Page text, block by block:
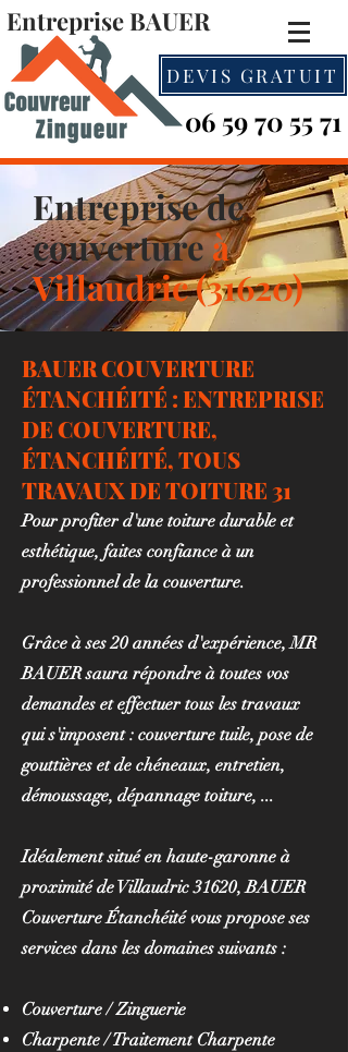
Entreprise BAUER
06 59 70 55 71
DEVIS GRATUIT
Entreprise de
couvertureà
Villaudric (31620)
BAUER COUVERTURE
ÉTANCHÉITÉ : ENTREPRISE
DE COUVERTURE,
ÉTANCHÉITÉ, TOUS
TRAVAUX DE TOITURE 31
Pour profiter d'une toiture durable et
esthétique, faites confiance à un
professionnel de la couverture.
Grâce à ses 20 années d'expérience, MR
BAUER saura répondre à toutes vos
demandes et effectuer tous les travaux
qui s'imposent : couverture tuile, pose de
gouttières et de chéneaux, entretien,
démoussage, dépannage toiture, ...
Idéalement situé en haute-garonne à
proximité de Villaudric 31620, BAUER
Couverture Étanchéité vous propose ses
services dans les domaines suivants :
Couverture / Zinguerie
Charpente / Traitement Charpente